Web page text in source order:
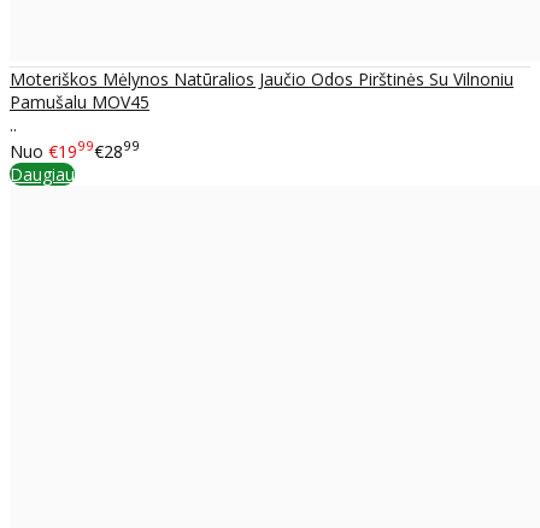
Moteriškos Mėlynos Natūralios Jaučio Odos Pirštinės Su Vilnoniu
Pamušalu MOV45
..
Nuo €1999€2899
Daugiau